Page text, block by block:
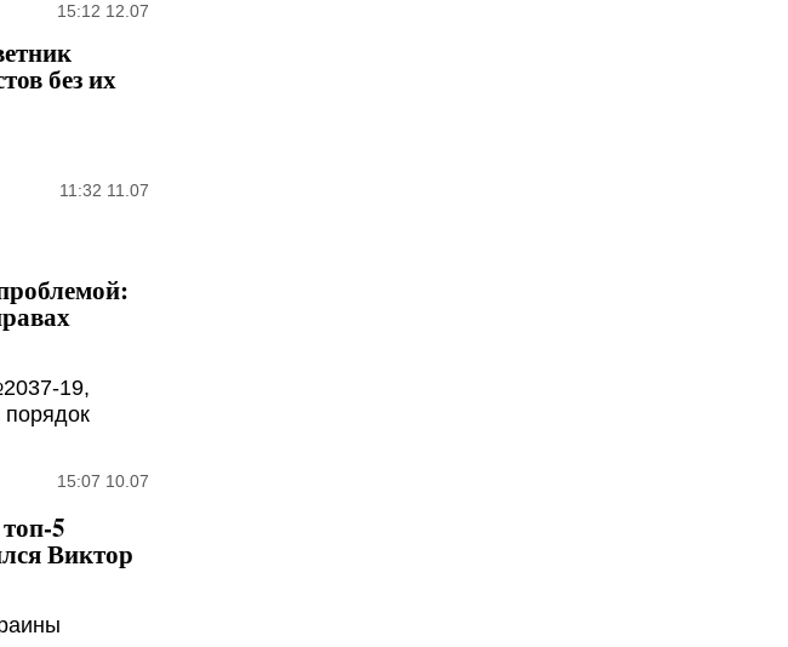
15:12 12.07
без их
11:32 11.07
19,
порядок
15:07 10.07
5
Виктор